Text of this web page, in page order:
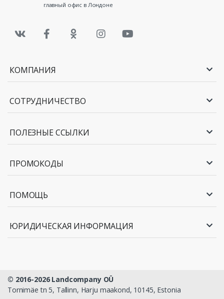
главный офис в Лондоне
КОМПАНИЯ
СОТРУДНИЧЕСТВО
ПОЛЕЗНЫЕ ССЫЛКИ
ПРОМОКОДЫ
ПОМОЩЬ
ЮРИДИЧЕСКАЯ ИНФОРМАЦИЯ
© 2016-2026 Landcompany OÜ
Tornimäe tn 5, Tallinn, Harju maakond, 10145, Estonia